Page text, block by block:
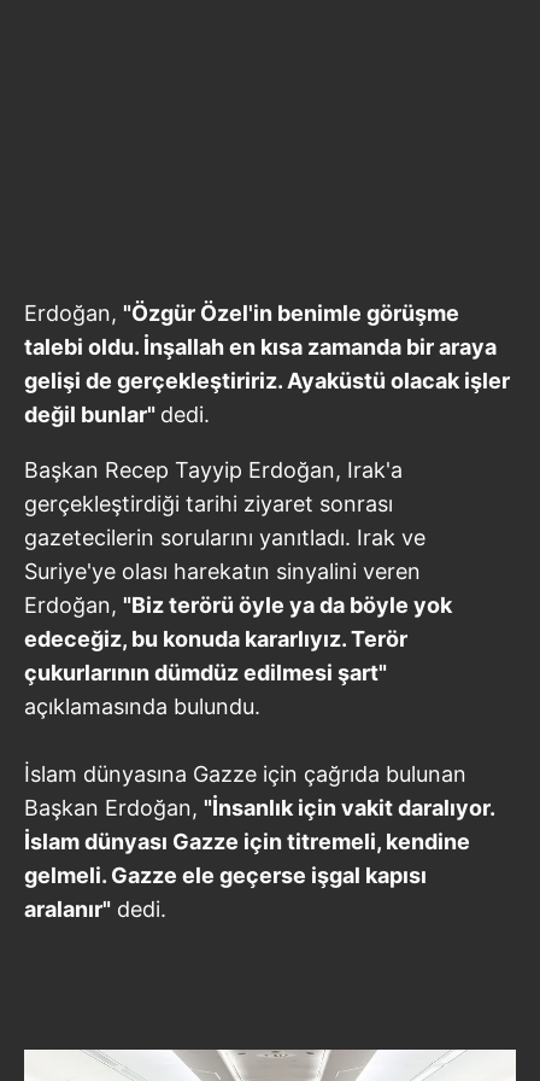
Erdoğan, "Özgür Özel'in benimle görüşme
talebi oldu. İnşallah en kısa zamanda bir araya
gelişi de gerçekleştiririz. Ayaküstü olacak işler
değil bunlar" dedi.
Başkan Recep Tayyip Erdoğan, Irak'a
gerçekleştirdiği tarihi ziyaret sonrası
gazetecilerin sorularını yanıtladı. Irak ve
Suriye'ye olası harekatın sinyalini veren
Erdoğan, "Biz terörü öyle ya da böyle yok
edeceğiz, bu konuda kararlıyız. Terör
çukurlarının dümdüz edilmesi şart"
açıklamasında bulundu.
İslam dünyasına Gazze için çağrıda bulunan
Başkan Erdoğan, "İnsanlık için vakit daralıyor.
İslam dünyası Gazze için titremeli, kendine
gelmeli. Gazze ele geçerse işgal kapısı
aralanır" dedi.